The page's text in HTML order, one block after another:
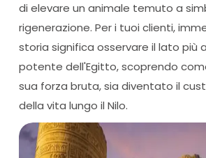
di elevare un animale temuto a
rigenerazione. Per i tuoi clienti,
storia significa osservare il lato più
potente dell'Egitto, scoprendo
sua forza bruta, sia diventato il
della vita lungo il Nilo.